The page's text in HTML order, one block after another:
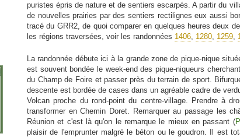
puristes épris de nature et de sentiers escarpés. A partir du
de nouvelles prairies par des sentiers rectilignes eux aussi
tracé du GRR2, de quoi comparer en quelques heures deux
les régions traversées, voir les randonnées 1406, 1280, 1259,
La randonnée débute ici à la grande zone de pique-nique
est souvent bondée le week-end des pique-niqueurs
du Champ de Foire et passer près du terrain de sport.
descente est bordée de cases dans un agréable cadre de
Volcan proche du rond-point du centre-village. Prendre à
transformer en Chemin Doret. Remarquer au passage les
Réunion et c'est là qu'on le remarque le mieux en passant (
plaisir de l'emprunter malgré le béton ou le goudron. Il est